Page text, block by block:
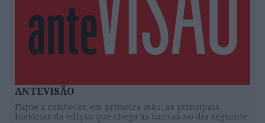
ANTEVISÃO
Fique a conhecer, em primeira mão, as principais
histórias da edição que chega às bancas no dia seguinte